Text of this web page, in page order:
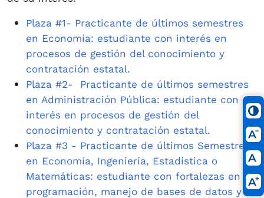
Plaz​a #1- Practicante de últimos semestres
en Economía: estudiante con interés en
procesos de gestión del conocimiento y
contratación estatal.​​
Plaza #2- Practicante de últimos semestres
en Administración Pública: estudiante con
interés en procesos de gestión del
conocimiento y contratación estatal.​
Plaza #3 - Practicante de últimos Semestres
en Economía, Ingeniería, Estadística o
Matemáticas: estudiante con fortalezas en
programación, manejo de bases de datos y